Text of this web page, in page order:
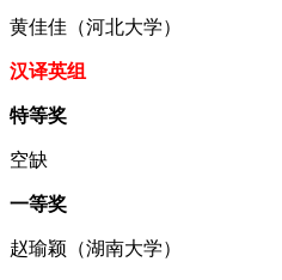
黄佳佳（河北大学）
汉译英组
特等奖
空缺
一等奖
赵瑜颖（湖南大学）